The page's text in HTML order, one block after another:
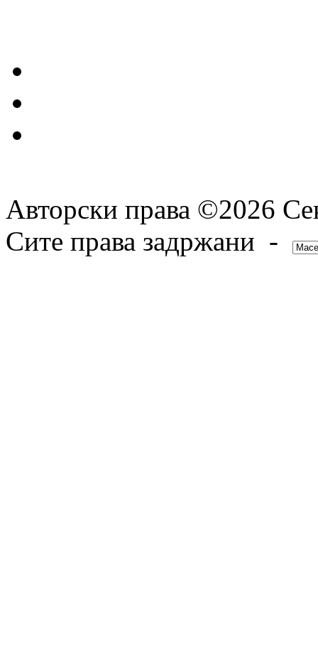
Авторски права ©2026
Сите права задржани -